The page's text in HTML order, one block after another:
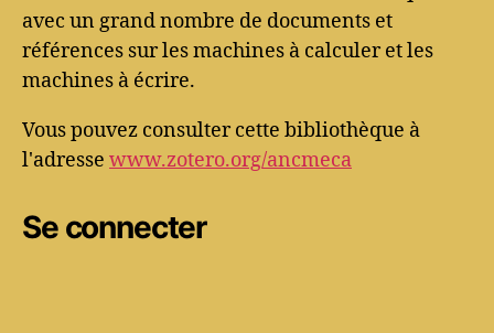
avec un grand nombre de documents et
références sur les machines à calculer et les
machines à écrire.
Vous pouvez consulter cette bibliothèque à
l'adresse www.zotero.org/ancmeca
Se connecter